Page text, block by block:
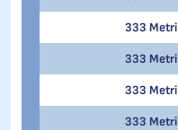
333 Metri
333 Metri
333 Metri
333 Metri